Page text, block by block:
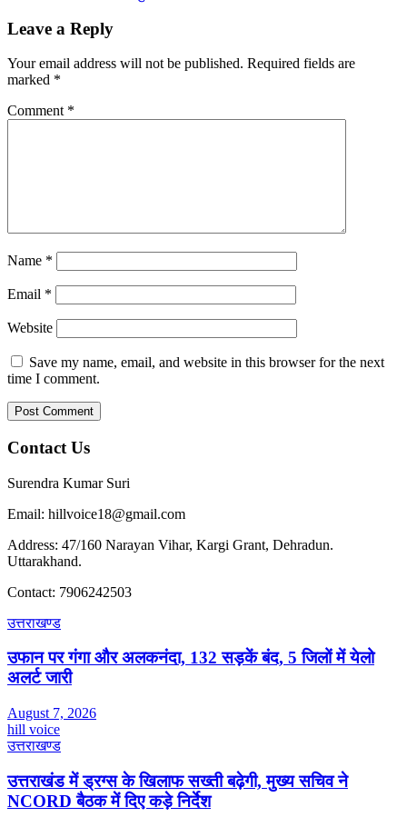
Leave a Reply
Your email address will not be published. Required fields are
marked *
Comment *
Name *
Email *
Website
Save my name, email, and website in this browser for the next
time I comment.
Contact Us
Surendra Kumar Suri
Email: hillvoice18@gmail.com
Address: 47/160 Narayan Vihar, Kargi Grant, Dehradun.
Uttarakhand.
Contact: 7906242503
उत्तराखण्ड
उफान पर गंगा और अलकनंदा, 132 सड़कें बंद, 5 जिलों में येलो
अलर्ट जारी
August 7, 2026
hill voice
उत्तराखण्ड
उत्तराखंड में ड्रग्स के खिलाफ सख्ती बढ़ेगी, मुख्य सचिव ने
NCORD बैठक में दिए कड़े निर्देश